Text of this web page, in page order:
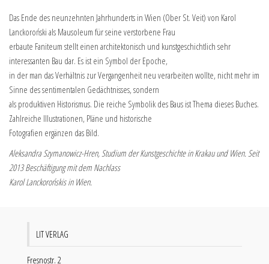
Das Ende des neunzehnten Jahrhunderts in Wien (Ober St. Veit) von Karol
Lanckoroński als Mausoleum für seine verstorbene Frau
erbaute Faniteum stellt einen architektonisch und kunstgeschichtlich sehr
interessanten Bau dar. Es ist ein Symbol der Epoche,
in der man das Verhältnis zur Vergangenheit neu verarbeiten wollte, nicht mehr im
Sinne des sentimentalen Gedächtnisses, sondern
als produktiven Historismus. Die reiche Symbolik des Baus ist Thema dieses Buches.
Zahlreiche Illustrationen, Pläne und historische
Fotografien ergänzen das Bild.
Aleksandra Szymanowicz-Hren, Studium der Kunstgeschichte in Krakau und Wien. Seit
2013 Beschäftigung mit dem Nachlass
Karol Lanckorońskis in Wien.
LIT VERLAG
Fresnostr. 2